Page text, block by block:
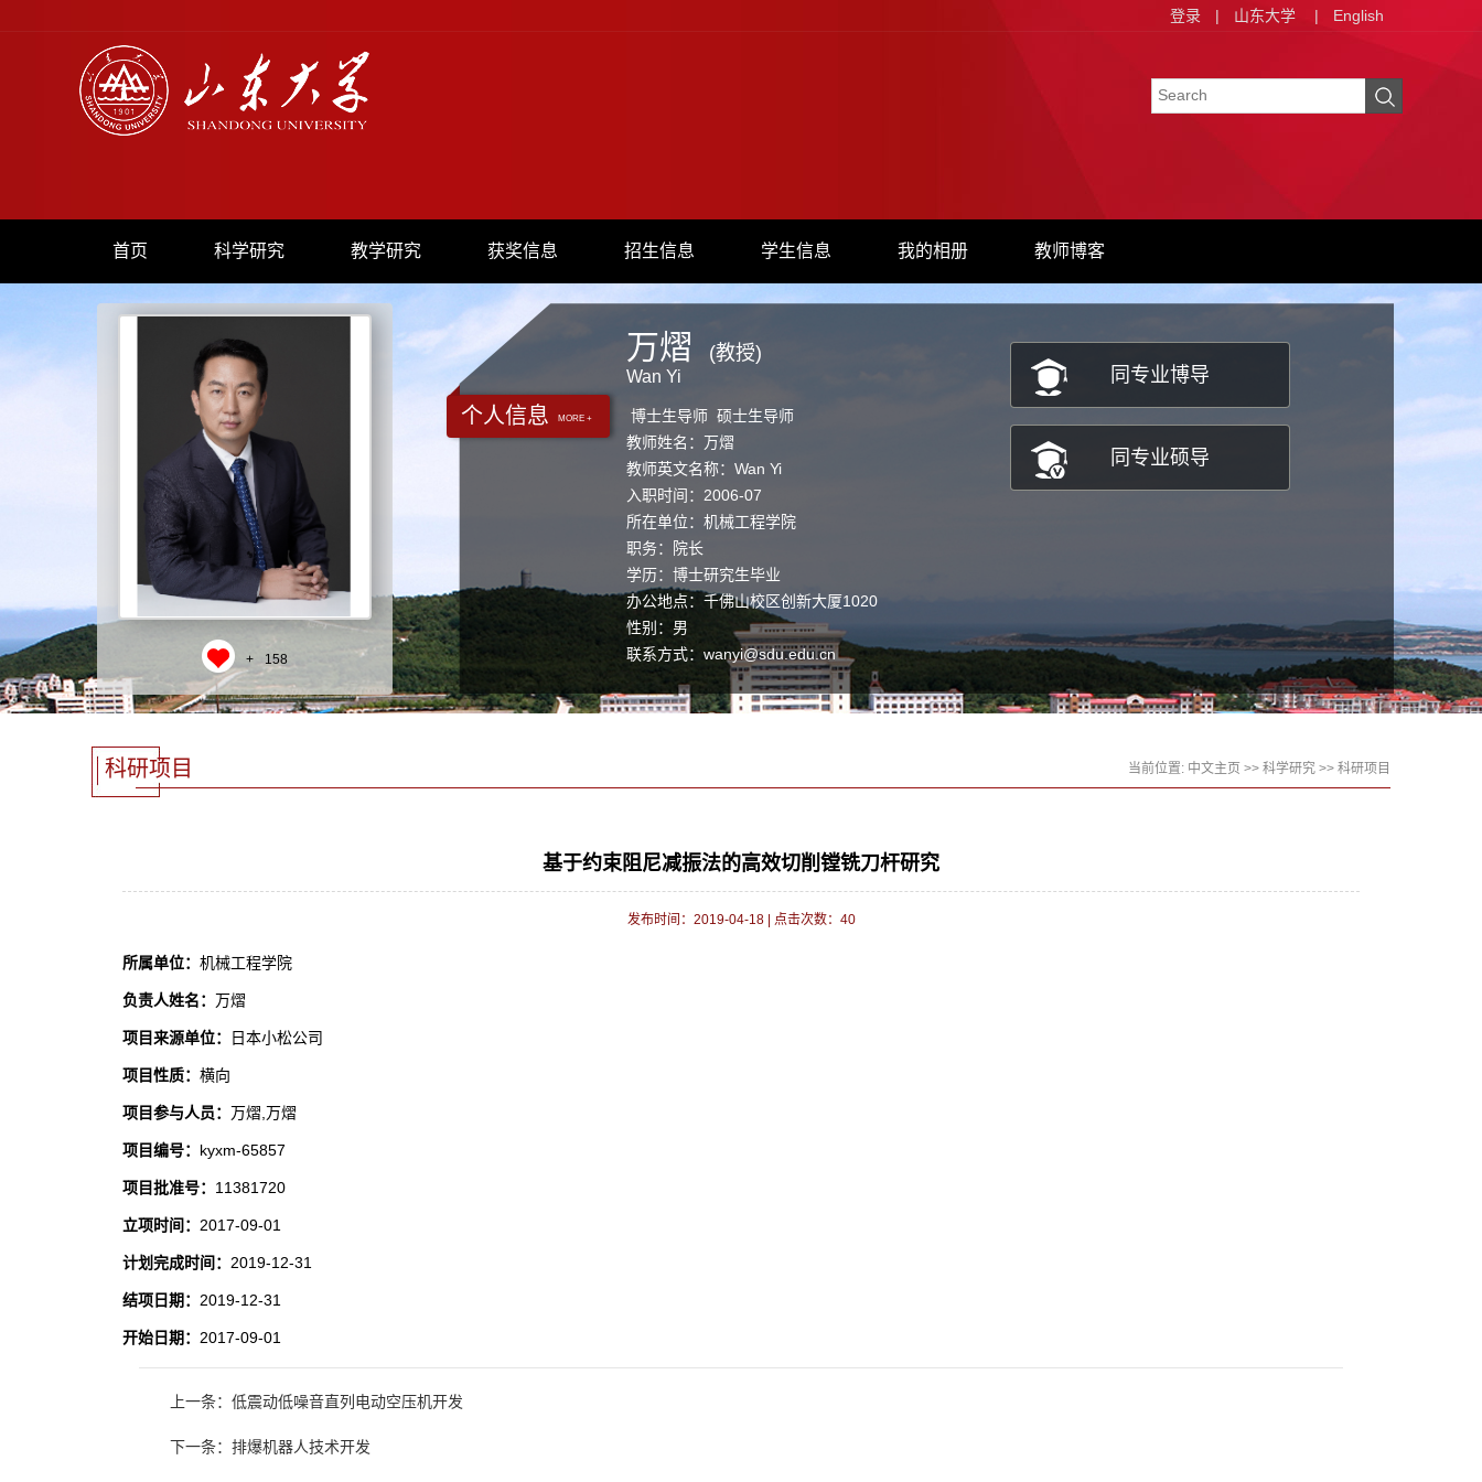
登录 | 山东大学 | English
首页 科学研究 教学研究 获奖信息 招生信息 学生信息 我的相册 教师博客
+ 158
个人信息 MORE +
万熠
Wan Yi
(教授)
博士生导师 硕士生导师
教师姓名：万熠
教师英文名称：Wan Yi
入职时间：2006-07
所在单位：机械工程学院
职务：院长
学历：博士研究生毕业
办公地点：千佛山校区创新大厦1020
性别：男
联系方式： wanyi@sdu.edu.cn
学位：工学博士学位
职称：教授
同专业博导
同专业硕导
科研项目 当前位置: 中文主页 >> 科学研究 >> 科研项目
基于约束阻尼减振法的高效切削镗铣刀杆研究
发布时间：2019-04-18| 点击次数： 40
所属单位： 机械工程学院
负责人姓名： 万熠
项目来源单位： 日本小松公司
项目性质： 横向
项目参与人员： 万熠,万熠
项目编号： kyxm-65857
项目批准号： 11381720
立项时间： 2017-09-01
计划完成时间： 2019-12-31
结项日期： 2019-12-31
开始日期： 2017-09-01
上一条：低震动低噪音直列电动空压机开发
下一条：排爆机器人技术开发